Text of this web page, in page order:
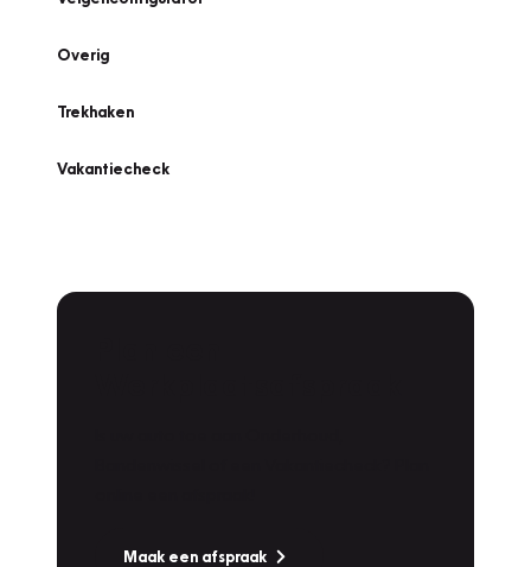
Overig
Trekhaken
Vakantiecheck
Maak een afspraak